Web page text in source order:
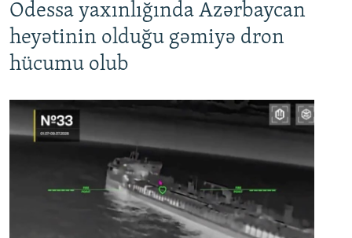
Odessa yaxınlığında Azərbaycan
heyətinin olduğu gəmiyə dron
hücumu olub